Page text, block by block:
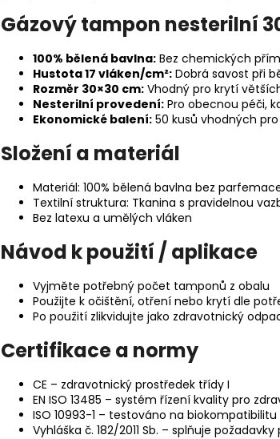
Gázový tampon nesterilní
100% bělená bavlna: Bez chemických
Hustota 17 vláken/cm²: Dobrá savost při
Rozměr 30×30 cm: Vhodný pro krytí
Nesterilní provedení: Pro obecnou péči,
Ekonomické balení: 50 kusů vhodných
Složení a materiál
Materiál: 100% bělená bavlna bez
Textilní struktura: Tkanina s pravidelnou
Bez latexu a umělých vláken
Návod k použití / aplikace
Vyjměte potřebný počet tamponů z obalu
Použijte k očištění, otření nebo krytí dle
Po použití zlikvidujte jako zdravotnický
Certifikace a normy
CE – zdravotnický prostředek třídy I
EN ISO 13485 – systém řízení kvality pro
ISO 10993-1 – testováno na biokompatibilitu
Vyhláška č. 182/2011 Sb. – splňuje